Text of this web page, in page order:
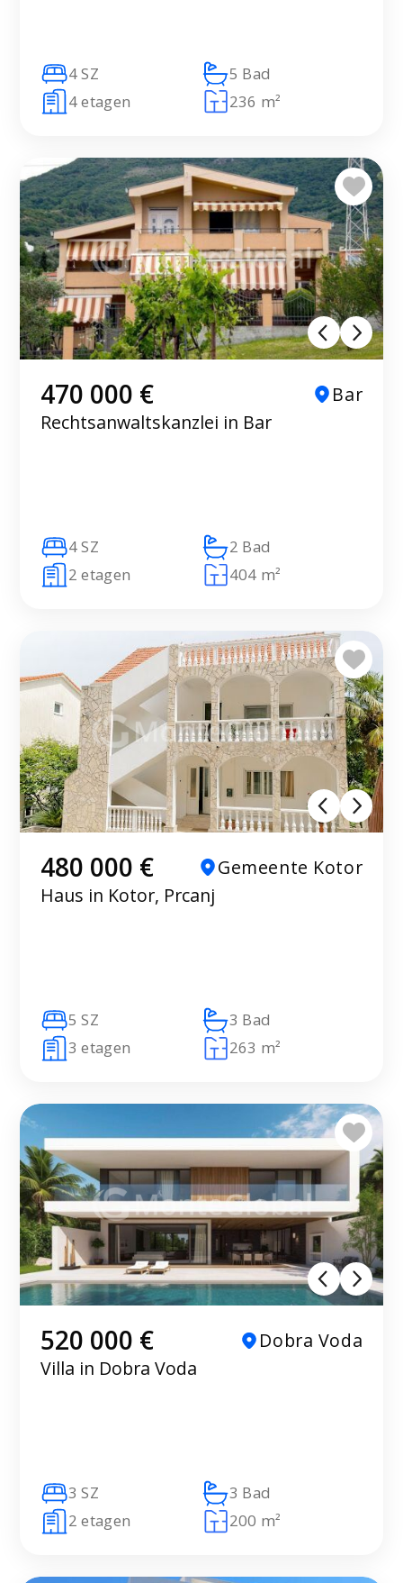
4 SZ
5 Bad
4 etagen
236 m²
470 000 €
Bar
Rechtsanwaltskanzlei in Bar
4 SZ
2 Bad
2 etagen
404 m²
480 000 €
Gemeente Kotor
Haus in Kotor, Prcanj
5 SZ
3 Bad
3 etagen
263 m²
520 000 €
Dobra Voda
Villa in Dobra Voda
3 SZ
3 Bad
2 etagen
200 m²